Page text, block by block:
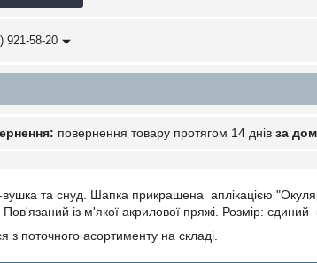
921-58-20
повернення товару протягом 14 днів за
та снуд. Шапка прикрашена аплікацією
із м'якої акрилової пряжі. Розмір: єдиний
з поточного асортименту на складі.